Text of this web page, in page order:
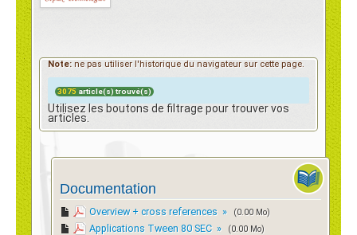
e-Shop
Note: ne pas utiliser l'historique du navigateur sur cette page.
3075 article(s) trouvé(s)
Utilisez les boutons de filtrage pour trouver vos
articles.
Documentation
Overview + cross references » (0.00 Mo)
Applications Tween 80 SEC » (0.00 Mo)